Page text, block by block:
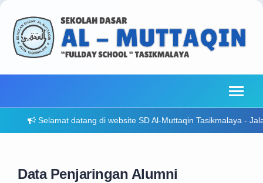
Selamat datang di website SD Al-Muttaqin Tasikmalaya -
Data Penjaringan Alumni